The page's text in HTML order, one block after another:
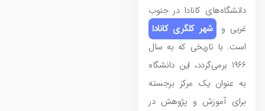
دانشگاه‌های کانادا در جنوب
غربی و
شهر کلگری کانادا
است. با تاریخی که به سال
۱۹۶۶ برمی‌گردد، این دانشگاه
به عنوان یک مرکز برجسته
برای آموزش و پژوهش در